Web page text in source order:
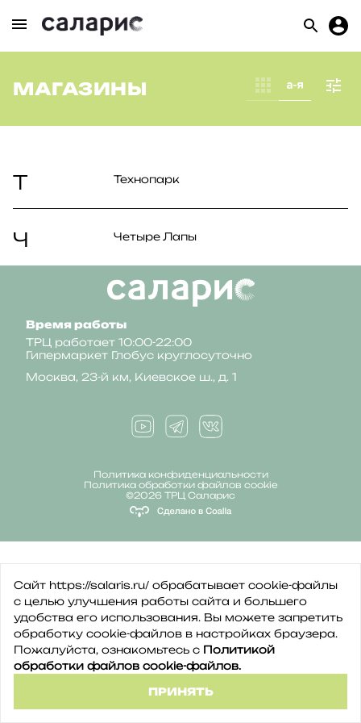
МАГАЗИНЫ
Т Технопарк
Ч Четыре Лапы
Время работы
ТРЦ работает 10:00-22:00
Гипермаркет Глобус круглосуточно
Москва, 23-й км, Киевское ш., д. 1
Политика конфиденциальности
Политика обработки файлов cookie
©2026 ТРЦ Саларис
Сайт https://salaris.ru/ обрабатывает cookie-файлы
с целью улучшения работы сайта и большего
удобства его использования. Вы можете запретить
обработку сookie-файлов в настройках браузера.
Пожалуйста, ознакомьтесь с Политикой
обработки файлов cookie-файлов.
ПРИНЯТЬ